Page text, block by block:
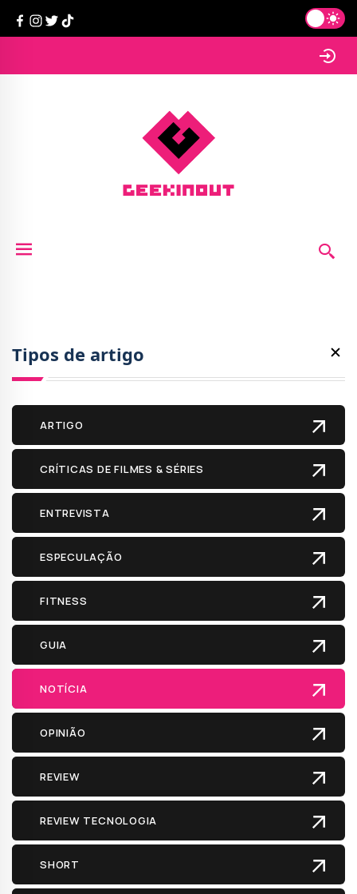
Tipos de artigo
ARTIGO
CRÍTICAS DE FILMES & SÉRIES
ENTREVISTA
ESPECULAÇÃO
FITNESS
GUIA
NOTÍCIA
OPINIÃO
REVIEW
REVIEW TECNOLOGIA
SHORT